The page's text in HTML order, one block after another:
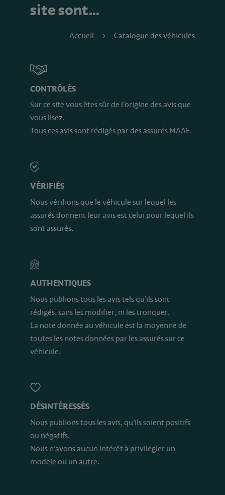
site sont…
Accueil Catalogue des véhicules
CONTRÔLÉS
Sur ce site vous êtes sûr de l’origine des avis que
vous lisez.
Tous ces avis sont rédigés par des assurés MAAF.
VÉRIFIÉS
Nous vérifions que le véhicule sur lequel les
assurés donnent leur avis est celui pour lequel ils
sont assurés.
AUTHENTIQUES
Nous publions tous les avis tels qu’ils sont
rédigés, sans les modifier, ni les tronquer.
La note donnée au véhicule est la moyenne de
toutes les notes données par les assurés sur ce
véhicule.
DÉSINTÉRESSÉS
Nous publions tous les avis, qu’ils soient positifs
ou négatifs.
Nous n’avons aucun intérêt à privilégier un
modèle ou un autre.